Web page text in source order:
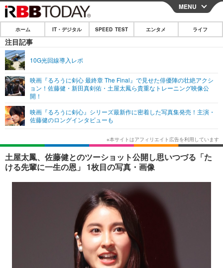
CLOSE
ホーム
IT・デジタル
ネタ ガジェット・ツール
ショッピング その他
SPEED TEST
エンタメ
エンタメTOP 映画・ドラマ
韓国・芸能
音楽 スポーツ
ライフ
グルメ
ペット ショッピング
プッシュ通知の停止方法
MENU
ホーム IT・デジタル SPEED TEST エンタメ ライフ
注目記事
10G光回線導入レポ
映画『るろうに剣心 最終章 The Final』で見せた俳優陣の壮絶アクシ
ョン！佐藤健・新田真剣佑・土屋太鳳ら貴重なトレーニング映像公
開！
映画『るろうに剣心』シリーズ最新作に密着した写真集発売！主演・
佐藤健のロングインタビューも
土屋太鳳、佐藤健とのツーショット公開し思いつづる「た
ける先輩に一生の恩」 1枚目の写真・画像